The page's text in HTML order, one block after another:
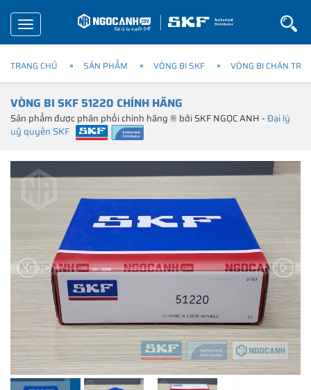
Toggle
navigation
TRANG CHỦ SẢN PHẨM VÒNG BI SKF VÒNG BI CHẶN
VÒNG BI SKF 51220 CHÍNH HÃNG
Sản phẩm được phân phối chính hãng ® bởi SKF NGỌC ANH -Đại lý
uỷ quyền SKF